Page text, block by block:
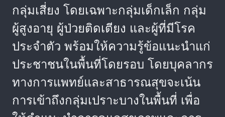
กลุ่มเสี่ยง โดยเฉพาะกลุ่มเด็กเล็ก กลุ่ม
ผู้สูงอายุ ผู้ป่วยติดเตียง และผู้ที่มีโรค
ประจำตัว พร้อมให้ความรู้ข้อแนะนำแก่
ประชาชนในพื้นที่โดยรอบ โดยบุคลากร
ทางการแพทย์และสาธารณสุขจะเน้น
การเข้าถึงกลุ่มเปราะบางในพื้นที่ เพื่อ